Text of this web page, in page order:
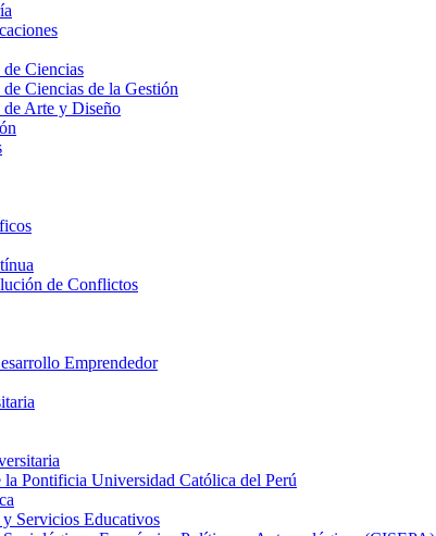
Ciencias
Ciencias de la Gestión
de Arte y Diseño
de Conflictos
Emprendedor
Pontificia Universidad Católica del Perú
Servicios Educativos